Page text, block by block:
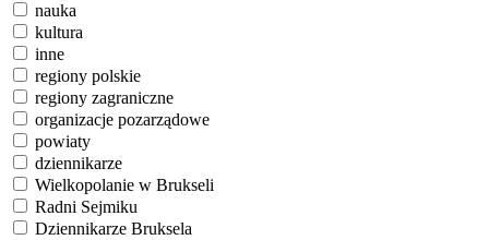
nauka
kultura
inne
regiony polskie
regiony zagraniczne
organizacje pozarządowe
powiaty
dziennikarze
Wielkopolanie w Brukseli
Radni Sejmiku
Dziennikarze Bruksela